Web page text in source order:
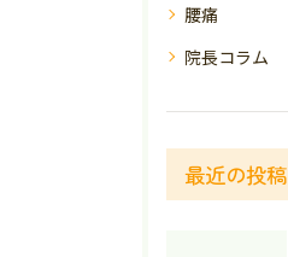
腰痛
院長コラム
最近の投稿